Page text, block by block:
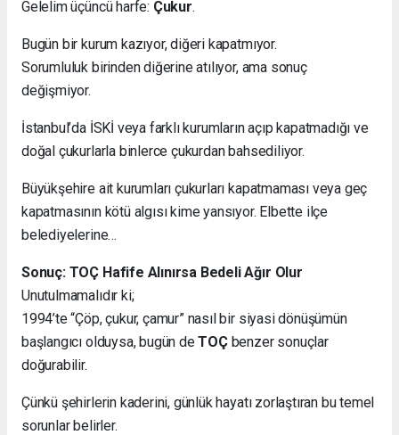
Gelelim üçüncü harfe: Çukur.
Bugün bir kurum kazıyor, diğeri kapatmıyor.
Sorumluluk birinden diğerine atılıyor, ama sonuç
değişmiyor.
İstanbul’da İSKİ veya farklı kurumların açıp kapatmadığı ve
doğal çukurlarla binlerce çukurdan bahsediliyor.
Büyükşehire ait kurumları çukurları kapatmaması veya geç
kapatmasının kötü algısı kime yansıyor. Elbette ilçe
belediyelerine…
Sonuç: TOÇ Hafife Alınırsa Bedeli Ağır Olur
Unutulmamalıdır ki;
1994’te “Çöp, çukur, çamur” nasıl bir siyasi dönüşümün
başlangıcı olduysa, bugün deTOÇbenzer sonuçlar
doğurabilir.
Çünkü şehirlerin kaderini, günlük hayatı zorlaştıran bu temel
sorunlar belirler.